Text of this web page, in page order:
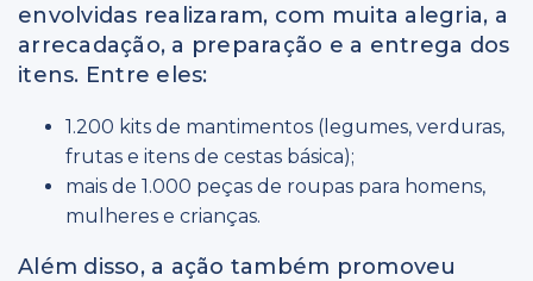
envolvidas realizaram, com muita alegria, a
arrecadação, a preparação e a entrega dos
itens. Entre eles:
1.200 kits de mantimentos (legumes, verduras,
frutas e itens de cestas básica);
mais de 1.000 peças de roupas para homens,
mulheres e crianças.
Além disso, a ação também promoveu